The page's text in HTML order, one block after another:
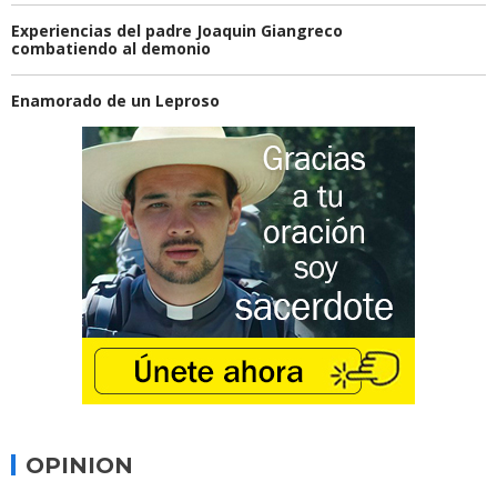
Experiencias del padre Joaquin Giangreco
combatiendo al demonio
Enamorado de un Leproso
OPINION